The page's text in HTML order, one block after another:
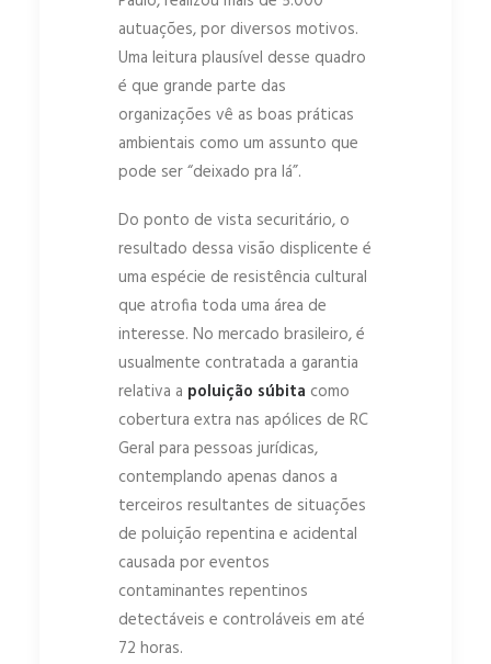
autuações, por diversos motivos.
Uma leitura plausível desse quadro
é que grande parte das
organizações vê as boas práticas
ambientais como um assunto que
pode ser “deixado pra lá”.
Do ponto de vista securitário, o
resultado dessa visão displicente é
uma espécie de resistência cultural
que atrofia toda uma área de
interesse. No mercado brasileiro, é
usualmente contratada a garantia
relativa a poluição súbita como
cobertura extra nas apólices de RC
Geral para pessoas jurídicas,
contemplando apenas danos a
terceiros resultantes de situações
de poluição repentina e acidental
causada por eventos
contaminantes repentinos
detectáveis e controláveis em até
72 horas.